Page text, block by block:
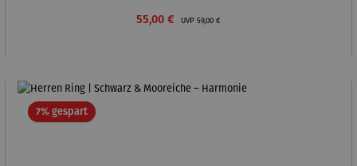
Verkaufspreis:
55,00 € UVP Regulärer Preis:
59,00 €
7% gespartRabatt